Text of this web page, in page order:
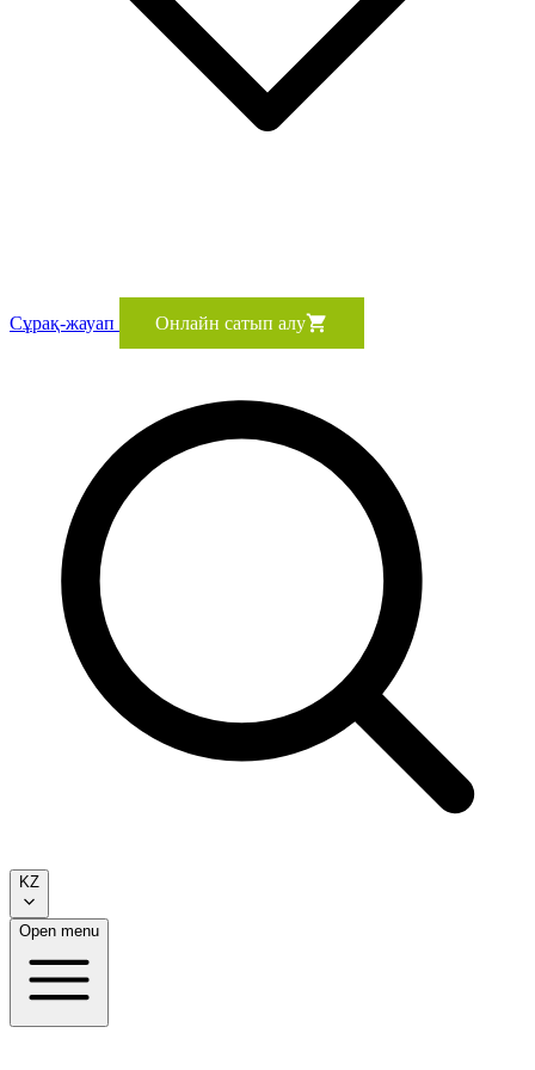
Сұрақ-жауап Онлайн сатып алу
KZ
Open menu